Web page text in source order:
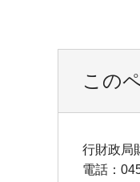
この
行財政局
電話：